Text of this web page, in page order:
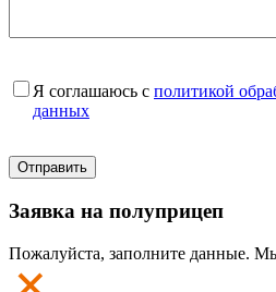
Я соглашаюсь с политикой
данных
Заявка на полуприцеп
Пожалуйста, заполните данные.